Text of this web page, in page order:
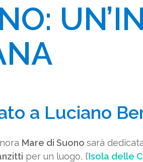
a Luciano
Mare di Suono sarà
per un luogo, l’Isola delle